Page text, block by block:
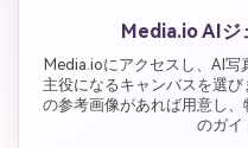
Media.io AIジ
Media.ioにアクセスし、AI
主役になるキャンバスを選
の参考画像があれば用意し
のガイ